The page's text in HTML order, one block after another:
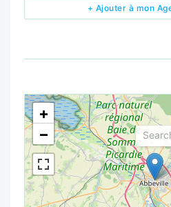
+ Ajouter à mon
<!---->
+
−